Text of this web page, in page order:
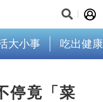
大小事 吃出健康
停竟「菜